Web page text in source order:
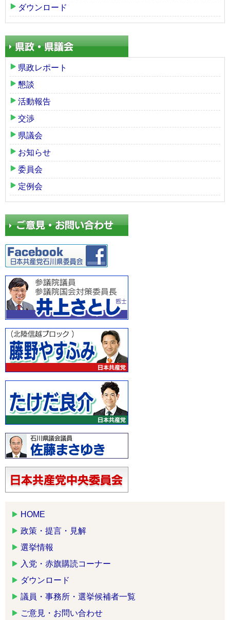
ダウンロード
県政レポート
懇談
活動報告
交渉
県議会
お知らせ
委員会
定例会
HOME
政策・提言・見解
選挙情報
入党・赤旗購読コーナー
ダウンロード
議員・事務所・選挙候補者一覧
ご意見・お問い合わせ